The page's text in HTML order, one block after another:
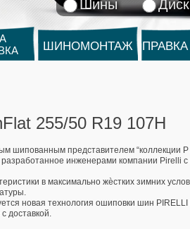
Шины
ШИНОМОНТАЖ
255/50 R19 107H
шипованным представителем “коллекции P
инженерами компании Pirelli
в максимально жѐстких зимних
новая технология ошиповки шин PIRELLI
доставкой.